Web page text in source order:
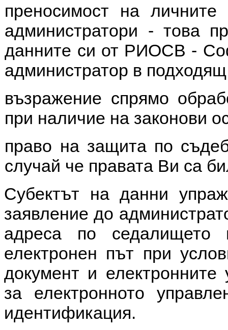
преносимост на
администратори - това
данните си от РИОСВ -
администратор в
възражение спрямо
при наличие на законови
право на защита по
случай че правата Ви са
Субектът на данни
заявление до
адреса по
електронен път при
документ и електронните
за електронното
идентификация.